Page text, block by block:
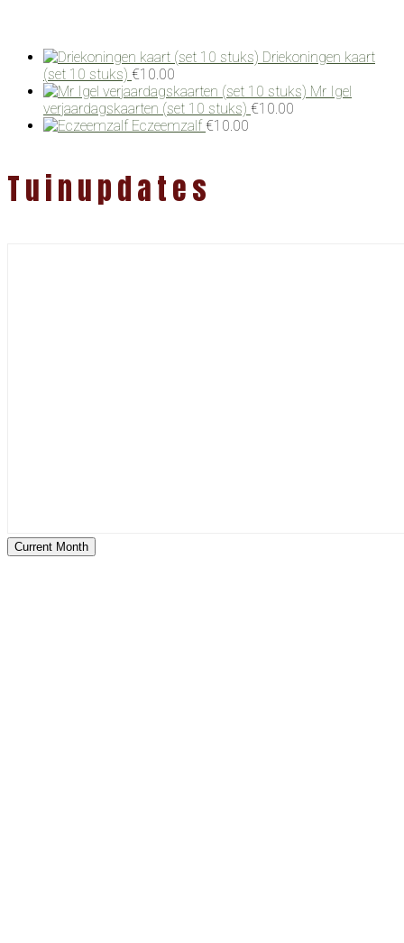
Driekoningen kaart
(set 10 stuks) €10.00
Mr Igel
verjaardagskaarten (set 10 stuks) €10.00
Eczeemzalf €10.00
Tuinupdates
Current Month